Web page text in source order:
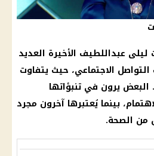
عبداللطيف الأخيرة العديد
الاجتماعي، حيث يتفاوت
البعض يرون في تنبؤاتها
بينما يُعتبرها آخرون مجرد
الصحة.